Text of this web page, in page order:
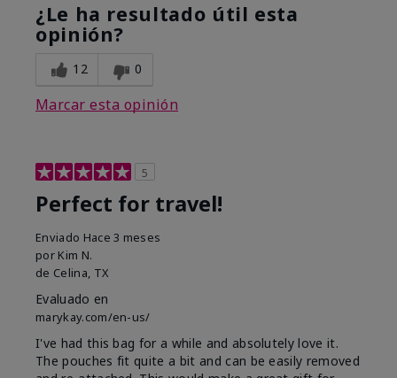
¿Le ha resultado útil esta
opinión?
12 0
Marcar esta opinión
5
Perfect for travel!
Enviado Hace 3 meses
por Kim N.
de Celina, TX
Evaluado en
marykay.com/en-us/
I've had this bag for a while and absolutely love it.
The pouches fit quite a bit and can be easily removed